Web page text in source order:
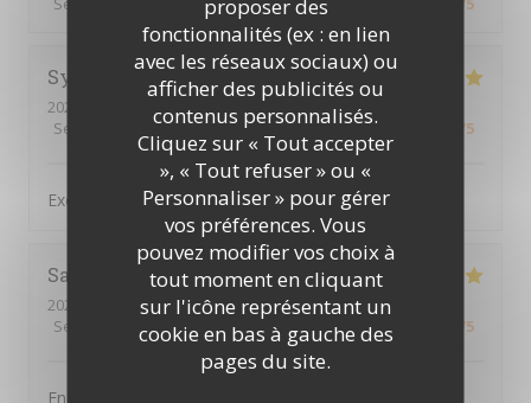
fonctionnalités (ex : en lien
avec les réseaux sociaux) ou
afficher des publicités ou
contenus personnalisés.
Cliquez sur « Tout accepter
», « Tout refuser » ou «
Personnaliser » pour gérer
vos préférences. Vous
pouvez modifier vos choix à
tout moment en cliquant
sur l'icône représentant un
cookie en bas à gauche des
pages du site.
Sylvain B
2026-07-16
- 19:30 - Couverts 4
Service
Ambiance: 5/5 Cuisine: 5/5 Qualité / Prix /5
Excellent. Très bon accueil et cuisine raffinée
Sandra
2026-07-16
- 19:15 - Couverts 5
Service
Ambiance: 5/5 Cuisine: 5/5 Qualité / Prix /5
Encore une excellente soirée à La Tuna ! Comme